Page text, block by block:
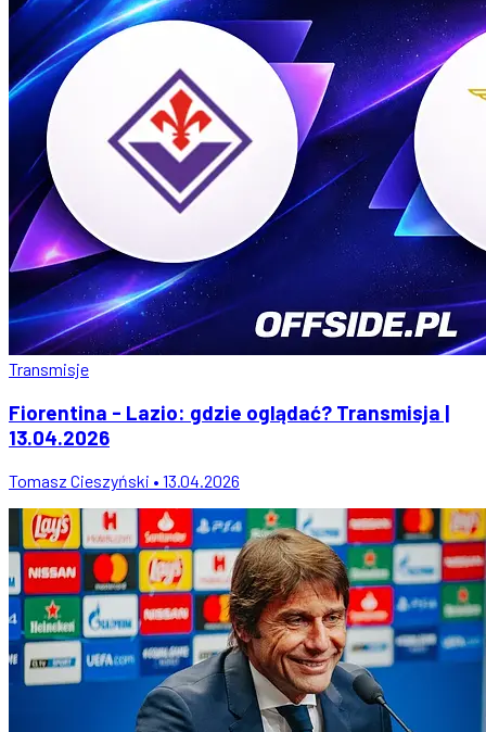
Transmisje
Fiorentina - Lazio: gdzie oglądać? Transmisja |
13.04.2026
Tomasz Cieszyński • 13.04.2026